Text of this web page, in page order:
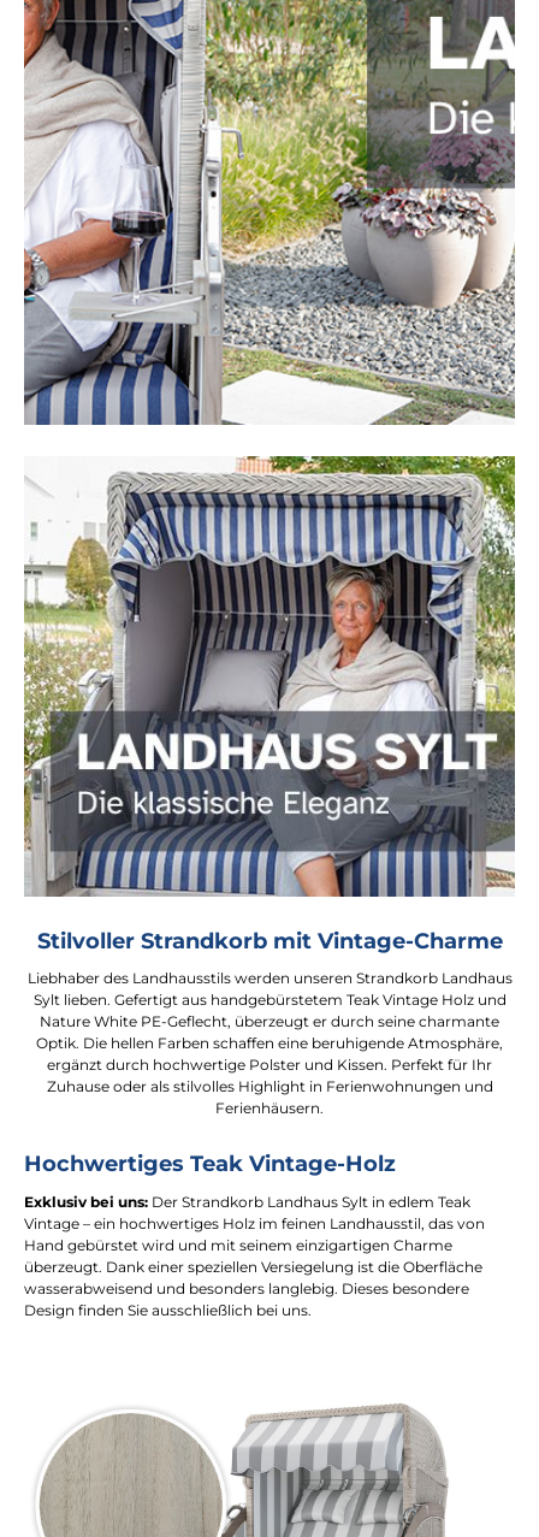
Stilvoller Strandkorb mit Vintage-Charme
Liebhaber des Landhausstils werden unseren Strandkorb Landhaus
Sylt lieben. Gefertigt aus handgebürstetem Teak Vintage Holz und
Nature White PE-Geflecht, überzeugt er durch seine charmante
Optik. Die hellen Farben schaffen eine beruhigende Atmosphäre,
ergänzt durch hochwertige Polster und Kissen. Perfekt für Ihr
Zuhause oder als stilvolles Highlight in Ferienwohnungen und
Ferienhäusern.
Hochwertiges Teak Vintage-Holz
Exklusiv bei uns: Der Strandkorb Landhaus Sylt in edlem Teak
Vintage – ein hochwertiges Holz im feinen Landhausstil, das von
Hand gebürstet wird und mit seinem einzigartigen Charme
überzeugt. Dank einer speziellen Versiegelung ist die Oberfläche
wasserabweisend und besonders langlebig. Dieses besondere
Design finden Sie ausschließlich bei uns.